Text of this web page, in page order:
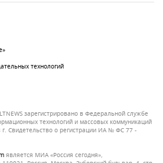
технологий
зарегистрировано в Федеральной службе
технологий и массовых коммуникаций
г. Свидетельство о регистрации ИА № ФС 77 -
является МИА «Россия сегодня»,